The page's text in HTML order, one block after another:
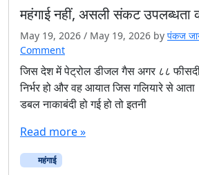
महंगाई नहीं, असली संकट उपलब्धता
May 19, 2026 / May 19, 2026 by पंकज
Comment
जिस देश में पेट्रोल डीजल गैस अगर ८८
निर्भर हो और वह आयात जिस गलियारे से
डबल नाकाबंदी हो गई हो तो इतनी
Read more »
महंगाई